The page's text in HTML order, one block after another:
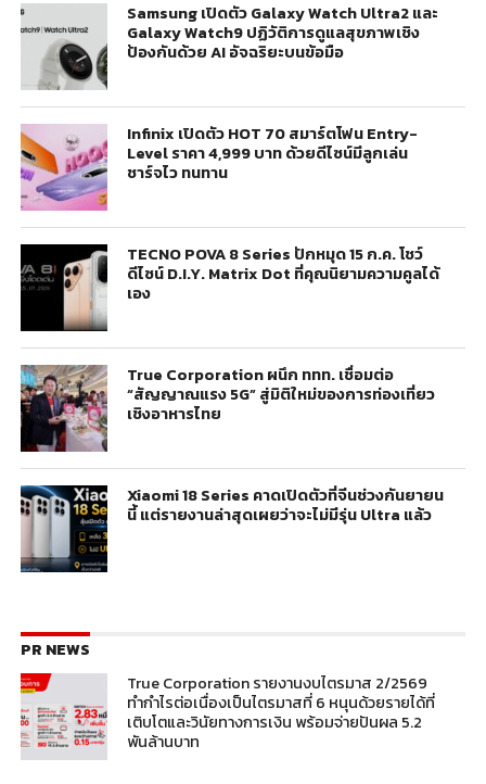
Samsung เปิดตัว Galaxy Watch Ultra2 และ
Galaxy Watch9 ปฏิวัติการดูแลสุขภาพเชิง
ป้องกันด้วย AI อัจฉริยะบนข้อมือ
Infinix เปิดตัว HOT 70 สมาร์ตโฟน Entry-
Level ราคา 4,999 บาท ด้วยดีไซน์มีลูกเล่น
ชาร์จไว ทนทาน
TECNO POVA 8 Series ปักหมุด 15 ก.ค. โชว์
ดีไซน์ D.I.Y. Matrix Dot ที่คุณนิยามความคูลได้
เอง
True Corporation ผนึก ททท. เชื่อมต่อ
“สัญญาณแรง 5G” สู่มิติใหม่ของการท่องเที่ยว
เชิงอาหารไทย
Xiaomi 18 Series คาดเปิดตัวที่จีนช่วงกันยายน
นี้ แต่รายงานล่าสุดเผยว่าจะไม่มีรุ่น Ultra แล้ว
PR NEWS
True Corporation รายงานงบไตรมาส 2/2569
ทำกำไรต่อเนื่องเป็นไตรมาสที่ 6 หนุนด้วยรายได้ที่
เติบโตและวินัยทางการเงิน พร้อมจ่ายปันผล 5.2
พันล้านบาท